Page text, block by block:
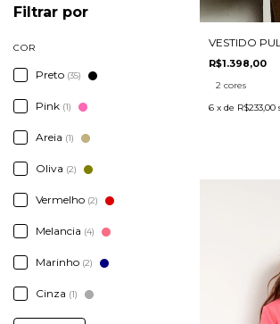
Filtrar por
COR
Preto (35)
Pink (1)
Areia (1)
Oliva (2)
Vermelho (2)
Melancia (4)
Marinho (2)
Cinza (1)
VESTIDO
R$1.398,00
2 cores
6 x de R$233,00